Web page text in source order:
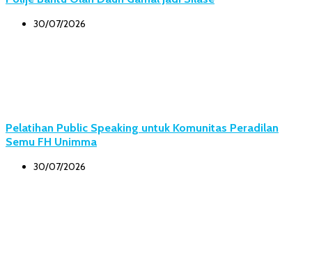
30/07/2026
Pelatihan Public Speaking untuk Komunitas Peradilan
Semu FH Unimma
30/07/2026